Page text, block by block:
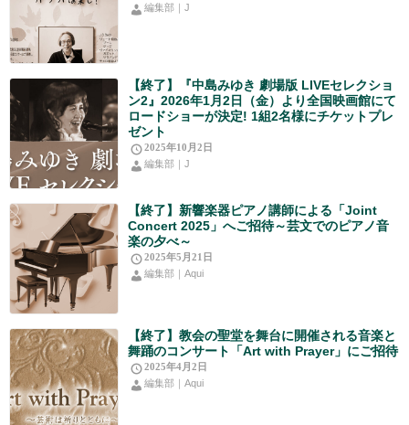
編集部｜J
【終了】『中島みゆき 劇場版 LIVEセレクショ
ン2』2026年1月2日（金）より全国映画館にて
ロードショーが決定! 1組2名様にチケットプレ
ゼント
2025年10月2日
編集部｜J
【終了】新響楽器ピアノ講師による「Joint
Concert 2025」へご招待～芸文でのピアノ音
楽の夕べ～
2025年5月21日
編集部｜Aqui
【終了】教会の聖堂を舞台に開催される音楽と
舞踊のコンサート「Art with Prayer」にご招待
2025年4月2日
編集部｜Aqui